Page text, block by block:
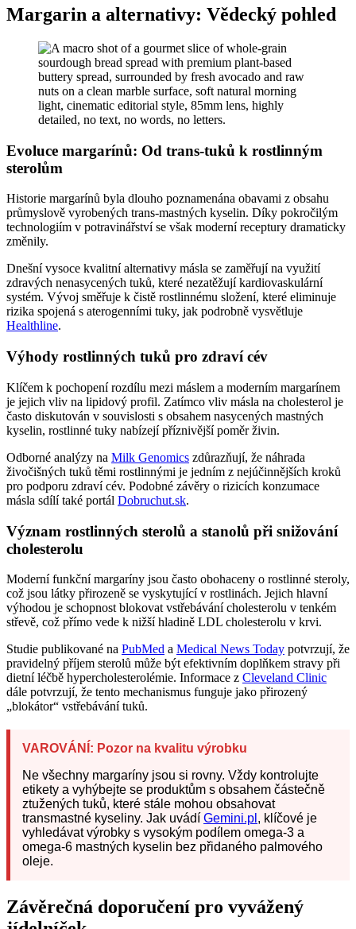
Margarin a alternativy: Vědecký pohled
Evoluce margarínů: Od trans-tuků k rostlinným
sterolům
Historie margarínů byla dlouho poznamenána obavami z obsahu
průmyslově vyrobených trans-mastných kyselin. Díky pokročilým
technologiím v potravinářství se však moderní receptury dramaticky
změnily.
Dnešní vysoce kvalitní alternativy másla se zaměřují na využití
zdravých nenasycených tuků, které nezatěžují kardiovaskulární
systém. Vývoj směřuje k čistě rostlinnému složení, které eliminuje
rizika spojená s aterogenními tuky, jak podrobně vysvětluje
Healthline.
Výhody rostlinných tuků pro zdraví cév
Klíčem k pochopení rozdílu mezi máslem a moderním margarínem
je jejich vliv na lipidový profil. Zatímco vliv másla na cholesterol je
často diskutován v souvislosti s obsahem nasycených mastných
kyselin, rostlinné tuky nabízejí příznivější poměr živin.
Odborné analýzy na Milk Genomics zdůrazňují, že náhrada
živočišných tuků těmi rostlinnými je jedním z nejúčinnějších kroků
pro podporu zdraví cév. Podobné závěry o rizicích konzumace
másla sdílí také portál Dobruchut.sk.
Význam rostlinných sterolů a stanolů při snižování
cholesterolu
Moderní funkční margaríny jsou často obohaceny o rostlinné steroly,
což jsou látky přirozeně se vyskytující v rostlinách. Jejich hlavní
výhodou je schopnost blokovat vstřebávání cholesterolu v tenkém
střevě, což přímo vede k nižší hladině LDL cholesterolu v krvi.
Studie publikované na PubMed a Medical News Today potvrzují, že
pravidelný příjem sterolů může být efektivním doplňkem stravy při
dietní léčbě hypercholesterolémie. Informace z Cleveland Clinic
dále potvrzují, že tento mechanismus funguje jako přirozený
„blokátor“ vstřebávání tuků.
VAROVÁNÍ: Pozor na kvalitu výrobku
Ne všechny margaríny jsou si rovny. Vždy kontrolujte
etikety a vyhýbejte se produktům s obsahem částečně
ztužených tuků, které stále mohou obsahovat
transmastné kyseliny. Jak uvádí Gemini.pl , klíčové je
vyhledávat výrobky s vysokým podílem omega-3 a
omega-6 mastných kyselin bez přidaného palmového
oleje.
Závěrečná doporučení pro vyvážený